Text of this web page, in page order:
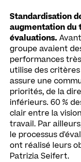
Standardisation
augmentation du
évaluations.
groupe avaient
performances
utilise des
assure une
priorités, de la
inférieurs. 60 %
clair entre la
travail. Par
le processus
ont réalisé leurs
Patrizia Seifert.